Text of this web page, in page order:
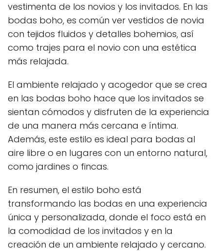
vestimenta de los novios y los invitados. En las
bodas boho, es común ver vestidos de novia
con tejidos fluidos y detalles bohemios, así
como trajes para el novio con una estética
más relajada.
El ambiente relajado y acogedor que se crea
en las bodas boho hace que los invitados se
sientan cómodos y disfruten de la experiencia
de una manera más cercana e íntima.
Además, este estilo es ideal para bodas al
aire libre o en lugares con un entorno natural,
como jardines o fincas.
En resumen, el estilo boho está
transformando las bodas en una experiencia
única y personalizada, donde el foco está en
la comodidad de los invitados y en la
creación de un ambiente relajado y cercano.